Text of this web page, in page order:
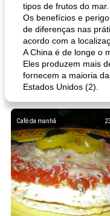
tipos de frutos do mar.
Os benefícios e
de diferenças nas
acordo com a
A China é de longe o
Eles produzem mais
fornecem a maioria
Estados Unidos (2).
23
Café da manhã